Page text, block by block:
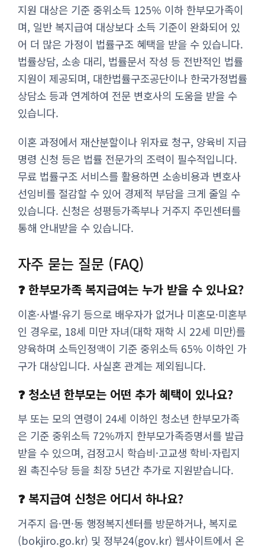
지원 대상은 기준 중위소득 125% 이하 한부모가족이
며, 일반 복지급여 대상보다 소득 기준이 완화되어 있
어 더 많은 가정이 법률구조 혜택을 받을 수 있습니다.
법률상담, 소송 대리, 법률문서 작성 등 전반적인 법률
지원이 제공되며, 대한법률구조공단이나 한국가정법률
상담소 등과 연계하여 전문 변호사의 도움을 받을 수
있습니다.
이혼 과정에서 재산분할이나 위자료 청구, 양육비 지급
명령 신청 등은 법률 전문가의 조력이 필수적입니다.
무료 법률구조 서비스를 활용하면 소송비용과 변호사
선임비를 절감할 수 있어 경제적 부담을 크게 줄일 수
있습니다. 신청은 성평등가족부나 거주지 주민센터를
통해 안내받을 수 있습니다.
자주 묻는 질문 (FAQ)
❓ 한부모가족 복지급여는 누가 받을 수 있나요?
이혼·사별·유기 등으로 배우자가 없거나 미혼모·미혼부
인 경우로, 18세 미만 자녀(대학 재학 시 22세 미만)를
양육하며 소득인정액이 기준 중위소득 65% 이하인 가
구가 대상입니다. 사실혼 관계는 제외됩니다.
❓ 청소년 한부모는 어떤 추가 혜택이 있나요?
부 또는 모의 연령이 24세 이하인 청소년 한부모가족
은 기준 중위소득 72%까지 한부모가족증명서를 발급
받을 수 있으며, 검정고시 학습비·고교생 학비·자립지
원 촉진수당 등을 최장 5년간 추가로 지원받습니다.
❓ 복지급여 신청은 어디서 하나요?
거주지 읍·면·동 행정복지센터를 방문하거나, 복지로
(bokjiro.go.kr) 및 정부24(gov.kr) 웹사이트에서 온